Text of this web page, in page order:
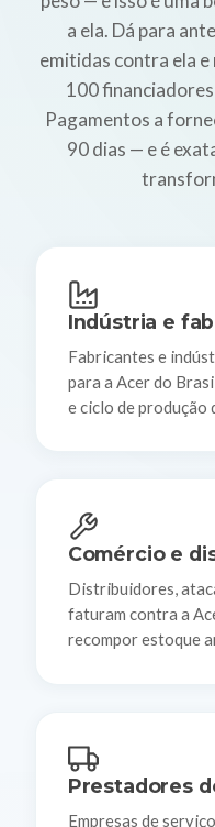
a ela. Dá para
emitidas contra ela e
100
Pagamentos a
90 dias — e é
Indústria e
Fabricantes e
para a Acer do
e ciclo de produção
Comércio e
Distribuidores,
faturam contra a
recompor estoque
Prestadores
Empresas de